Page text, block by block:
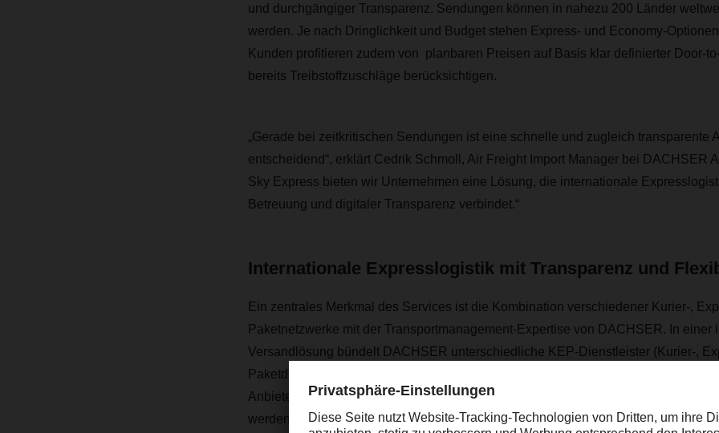
und durchgängiger Transparenz. Sendungen können in nahezu 200 Länder
werden. Je nach Dringlichkeit und Budget stehen Express- und Economy-
Kunden profitieren zudem von planbaren Preisen auf Basis klar definierter Door-
bereits Treibstoffzuschläge berücksichtigen.
„Gerade bei zeitkritischen Sendungen ist eine schnelle und zugleich transparente
entscheidend“, erklärt Cedrik Schmoll, Air Freight Import Manager bei DACHSER
Sky Express bieten wir Unternehmen eine Lösung, die internationale
Betreuung und digitaler Transparenz verbindet.“
Internationale Expresslogistik mit Transparenz und
Ein zentrales Merkmal des Services ist die Kombination verschiedener Kurier-,
Paketnetzwerke mit der Transportmanagement-Expertise von DACHSER. In einer
Versandlösung bündelt DACHSER unterschiedliche KEP-Dienstleister (Kurier-,
Paketdienste) und ermöglicht so stets die passende Versandoption.
Anbieter erfolgen automatisch und können mit wenigen Klicks durchgeführt
werden entweder direkt über DACHSER oder über bestehende Kundennummern